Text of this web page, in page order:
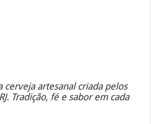
cerveja artesanal criada pelos
Tradição, fé e sabor em cada